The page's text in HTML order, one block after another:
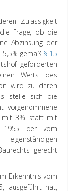
Zulässigkeit
Frage, ob die
Abzinsung der
gemäß § 15
geforderten
Werts des
wird zu deren
stelle sich die
vorgenommene
mit 3% statt mit
1955 der vom
gerecht
Erkenntnis vom
ausgeführt hat,